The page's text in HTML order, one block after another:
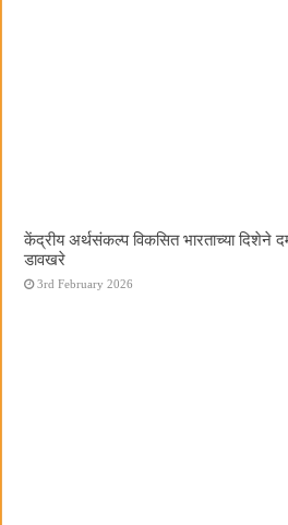
केंद्रीय अर्थसंकल्प विकसित भारताच्या दिशेने
डावखरे
3rd February 2026